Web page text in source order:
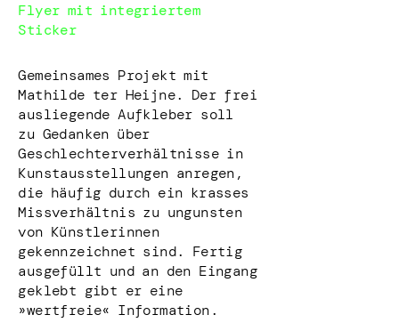
Flyer mit integriertem
Sticker
Gemeinsames Projekt mit
Mathilde ter Heijne. Der frei
ausliegende Aufkleber soll
zu Gedanken über
Geschlechterverhältnisse in
Kunstausstellungen anregen,
die häufig durch ein krasses
Missverhältnis zu ungunsten
von Künstlerinnen
gekennzeichnet sind. Fertig
ausgefüllt und an den Eingang
geklebt gibt er eine
»wertfreie« Information.